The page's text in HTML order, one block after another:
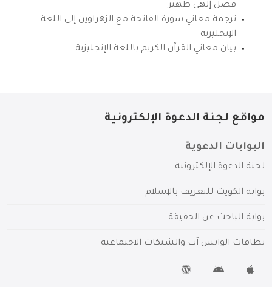
فضل إلهي ظهير
ترجمة معاني سورة الفاتحة مع الزهراوين إلى اللغة
الإنجليزية
بيان معاني القرآن الكريم باللغة الإنجليزية
مواقع لجنة الدعوة الإلكترونية
البوابات الدعوية
لجنة الدعوة الإلكترونية
بوابة الكويت للتعريف بالإسلام
بوابة الباحث عن الحقيقة
بطاقات الواتس آب والشبكات الاجتماعية